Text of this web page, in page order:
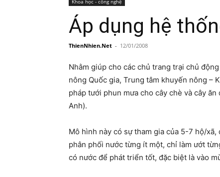
Khoa học - công nghệ
Áp dụng hệ
ThienNhien.Net - 12/01/2008
Nhằm giúp cho các chủ trang trại chủ
nông Quốc gia, Trung tâm khuyến nông –
pháp tưới phun mưa cho cây chè và cây
Anh).
Mô hình này có sự tham gia của 5-7 hộ/
phân phối nước từng ít một, chỉ làm ướt
có nước để phát triển tốt, đặc biệt là vào